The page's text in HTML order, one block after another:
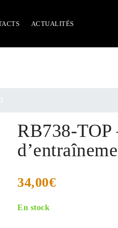
ACTUALITÉS
RB738-TOP
34,00€
En stock